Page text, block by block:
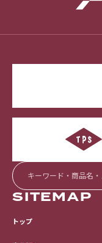
SITEMAP
トップ